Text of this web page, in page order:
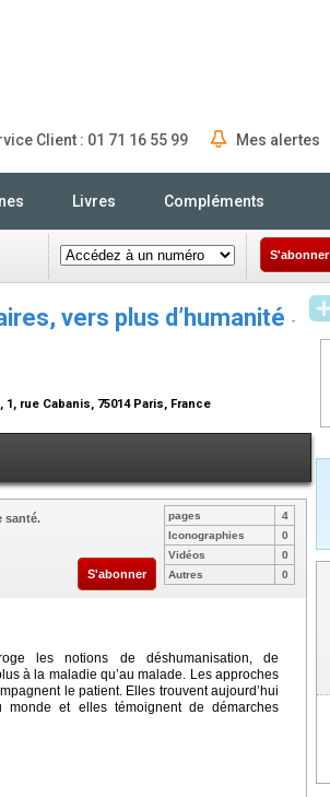
Client : 01 71 16 55 99 Mes alertes
Livres Compléments
S'abonner
vers plus d’humanité -
rue Cabanis, 75014 Paris, France
santé.
S'abonner
pages
4
Iconographies
0
Vidéos
0
Autres
0
les notions de déshumanisation, de
à la maladie qu’au malade. Les approches
le patient. Elles trouvent aujourd’hui
et elles témoignent de démarches